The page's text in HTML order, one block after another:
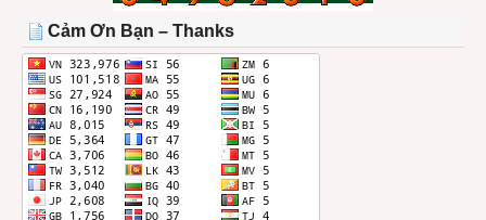
THÁNG
Cảm Ơn Bạn – Thanks